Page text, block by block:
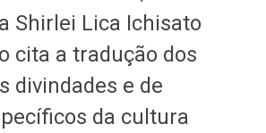
Shirlei Lica Ichisato
cita a tradução dos
divindades e de
da cultura